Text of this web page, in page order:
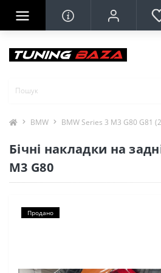
BMW BMW Series 3 M3 G80 G81
Бічні накладки на
M3 G80
Продано